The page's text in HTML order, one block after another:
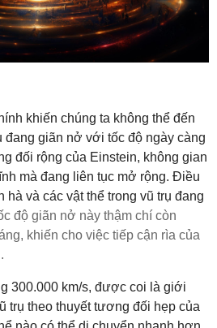
khiến chúng ta không thể đến
đang giãn nở với tốc độ ngày càng
đối rộng của Einstein, không gian
mà đang liên tục mở rộng. Điều
hà và các vật thể trong vũ trụ đang
độ giãn nở này thậm chí còn
khiến cho việc tiếp cận rìa của
.
300.000 km/s, được coi là giới
trụ theo thuyết tương đối hẹp của